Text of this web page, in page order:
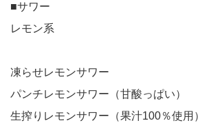
■サワー
レモン系
凍らせレモンサワー
パンチレモンサワー（甘酸っぱい）
生搾りレモンサワー（果汁100％使用）